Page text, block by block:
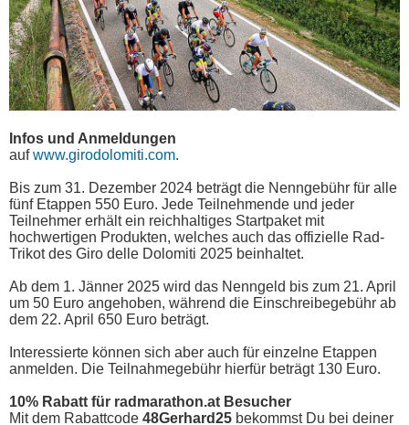
Infos und Anmeldungen
aufwww.girodolomiti.com.
Bis zum 31. Dezember 2024 beträgt die Nenngebühr für alle
fünf Etappen 550 Euro. Jede Teilnehmende und jeder
Teilnehmer erhält ein reichhaltiges Startpaket mit
hochwertigen Produkten, welches auch das offizielle Rad-
Trikot des Giro delle Dolomiti 2025 beinhaltet.
Ab dem 1. Jänner 2025 wird das Nenngeld bis zum 21. April
um 50 Euro angehoben, während die Einschreibegebühr ab
dem 22. April 650 Euro beträgt.
Interessierte können sich aber auch für einzelne Etappen
anmelden. Die Teilnahmegebühr hierfür beträgt 130 Euro.
10% Rabatt für radmarathon.at Besucher
Mit dem Rabattcode 48Gerhard25 bekommst Du bei deiner